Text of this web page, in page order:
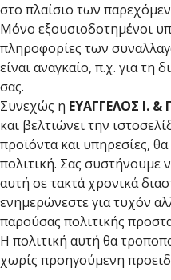
στο πλαίσιο των
Μόνο εξουσιοδοτημένοι
πληροφορίες των
είναι αναγκαίο, π.χ. για τη
σας.
Συνεχώς η ΕΥΑΓΓΕΛΟΣ Ι. &
και βελτιώνει την
προϊόντα και υπηρεσίες,
πολιτική. Σας συστήνουμε
αυτή σε τακτά χρονικά
ενημερώνεστε για τυχόν
παρούσας πολιτικής
Η πολιτική αυτή θα
χωρίς προηγούμενη